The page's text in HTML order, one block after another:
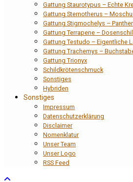
Gattung Staurotypus – Echte
Gattung Sternotherus –
Gattung Stigmochelys –
Gattung Terrapene –
Gattung Testudo – Eigentliche
Gattung Trachemys –
Gattung Trionyx
Schildkrötenschmuck
Sonstiges
Hybriden
Sonstiges
Impressum
Datenschutzerklärung
Disclaimer
Nomenklatur
Unser Team
Unser Logo
RSS Feed